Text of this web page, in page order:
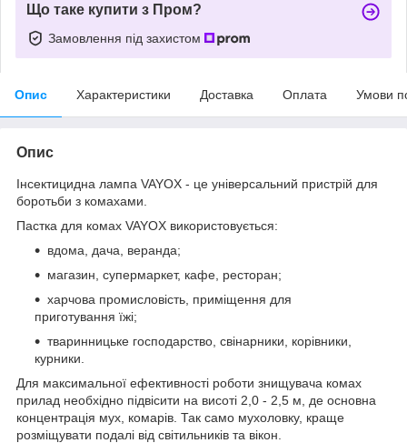
Що таке купити з Пром?
Замовлення під захистом
Опис Характеристики Доставка Оплата Умови
Опис
Інсектицидна лампа VAYOX - це універсальний пристрій для
боротьби з комахами.
Пастка для комах VAYOX використовується:
вдома, дача, веранда;
магазин, супермаркет, кафе, ресторан;
харчова промисловість, приміщення для
приготування їжі;
тваринницьке господарство, свінарники, корівники,
курники.
Для максимальної ефективності роботи знищувача комах
прилад необхідно підвісити на висоті 2,0 - 2,5 м, де основна
концентрація мух, комарів. Так само мухоловку, краще
розміщувати подалі від світильників та вікон.